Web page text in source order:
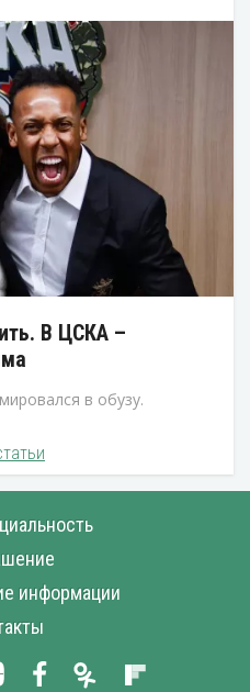
В ЦСКА –
в обузу.
информации